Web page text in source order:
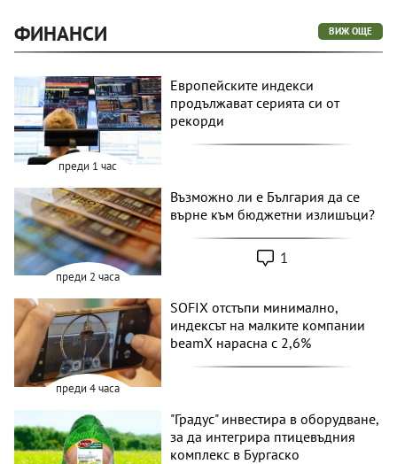
ФИНАНСИ ВИЖ ОЩЕ
преди 1 час
Европейските индекси
продължават серията си от
рекорди
преди 2 часа
Възможно ли е България да се
върне към бюджетни излишъци?
1
преди 4 часа
SOFIX отстъпи минимално,
индексът на малките компании
beamX нарасна с 2,6%
"Градус" инвестира в оборудване,
за да интегрира птицевъдния
комплекс в Бургаско